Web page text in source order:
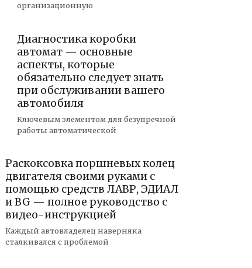
организационную
Диагностика коробки
автомат — основные
аспекты, которые
обязательно следует знать
при обслуживании вашего
автомобиля
Ключевым элементом для безупречной
работы автоматической
Раскоксовка поршневых колец
двигателя своими руками с
помощью средств ЛАВР, ЭДИАЛ
и BG — полное руководство с
видео-инструкцией
Каждый автовладелец наверняка
сталкивался с проблемой